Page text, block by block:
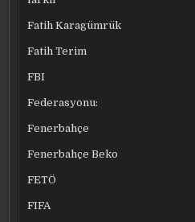
Fatih Karagümrük
Fatih Terim
FBI
Federasyonu:
Fenerbahçe
Fenerbahçe Beko
FETÖ
FIFA